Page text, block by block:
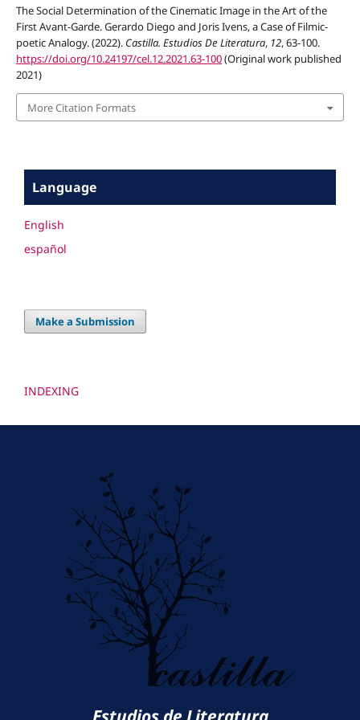
The Social Determination of the Cinematic Image in the Art of the
First Avant-Garde. Gerardo Diego and Joris Ivens, a Case of Filmic-
poetic Analogy. (2022). Castilla. Estudios De Literatura, 12, 63-100.
https://doi.org/10.24197/cel.12.2021.63-100(Original work published
2021)
More Citation Formats
Language
English
español
Make a Submission
INDEXING